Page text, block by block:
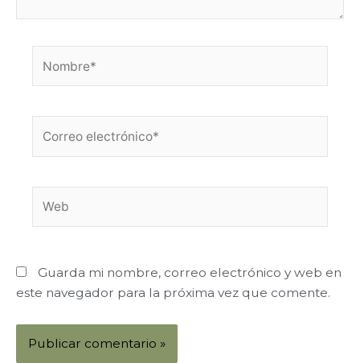
electrónico*
Guarda mi nombre, correo electrónico y web en
este navegador para la próxima vez que comente.